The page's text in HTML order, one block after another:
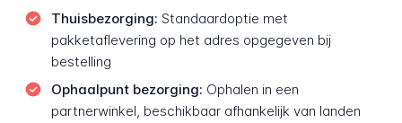
Thuisbezorging: Standaardoptie met
pakketaflevering op het adres opgegeven bij
bestelling
Ophaalpunt bezorging: Ophalen in een
partnerwinkel, beschikbaar afhankelijk van landen